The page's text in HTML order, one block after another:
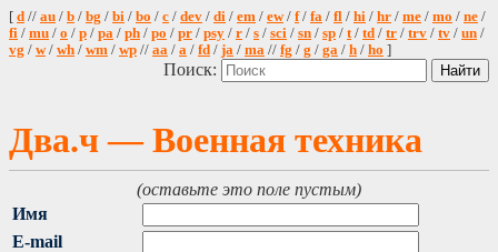
[ d // au / b / bg / bi / bo / c / dev / di / em / ew/ f/ fa / fl / hi / hr / me / mo / ne /
fi / mu / o / p / pa / ph / po / pr / psy / r / s / sci / sn / sp / t/ td / tr / trv / tv / un /
vg / w/ wh / wm / wp // aa / a / fd / ja / ma // fg / g / ga / h / ho ]
Поиск:
Два.ч — Военная техника
(оставьте это поле пустым)
Имя
E-mail